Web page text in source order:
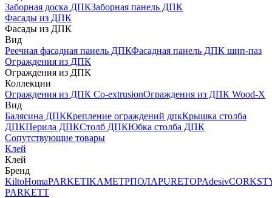
Заборная доска ДПКЗаборная панель ДПК
Фасады из ДПК
Фасады из ДПК
Вид
Реечная фасадная панель ДПКФасадная панель ДПК шип-паз
Ограждения из ДПК
Ограждения из ДПК
Коллекции
Ограждения из ДПК Co-extrusionОграждения из ДПК Wood-X
Вид
Балясина ДПККрепление ограждений дпкКрышка столба
ДПКПерила ДПКСтолб ДПКЮбка столба ДПК
Сопутствующие товары
Клей
Клей
Бренд
KiltoHomaPARKETIKAМЕТРПОЛАPURETOPAdesiv
PARKETT